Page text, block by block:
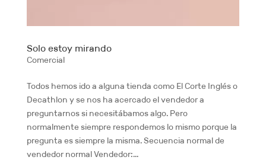
Solo estoy mirando
Comercial
Todos hemos ido a alguna tienda como El Corte Inglés o
Decathlon y se nos ha acercado el vendedor a
preguntarnos si necesitábamos algo. Pero
normalmente siempre respondemos lo mismo porque la
pregunta es siempre la misma. Secuencia normal de
vendedor normal Vendedor:...